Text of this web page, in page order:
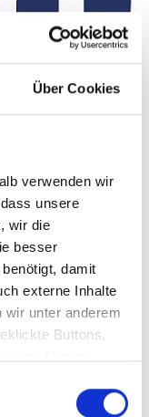
Über Cookies
verwenden wir
unsere
wir die
besser
damit
externe Inhalte
wir unter anderem
Buttons,
bereitgestellt
IVD ist die
Der Verband
mit gut 100.000
jährlich über
Euro. Die